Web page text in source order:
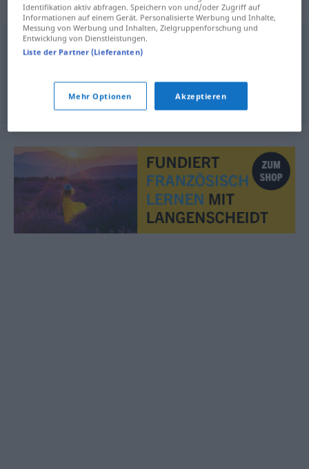
Synonyme für "sautillement"
saut,bond,soubresaut,sursaut
© myThes Dicollecte
Identifikation aktiv abfragen. Speichern von und/oder Zugriff auf
Informationen auf einem Gerät. Personalisierte Werbung und Inhalte,
Messung von Werbung und Inhalten, Zielgruppenforschung und
Entwicklung von Dienstleistungen.
Liste der Partner (Lieferanten)
Mehr Optionen Akzeptieren